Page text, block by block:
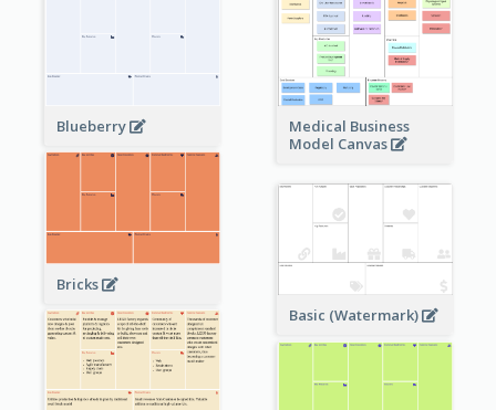
Medical Business
Model Canvas
Blueberry
Bricks
Basic (Watermark)